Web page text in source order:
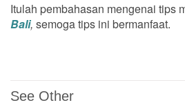
Itulah pembahasan mengenai tips
Bali, semoga tips ini bermanfaat.
See Other